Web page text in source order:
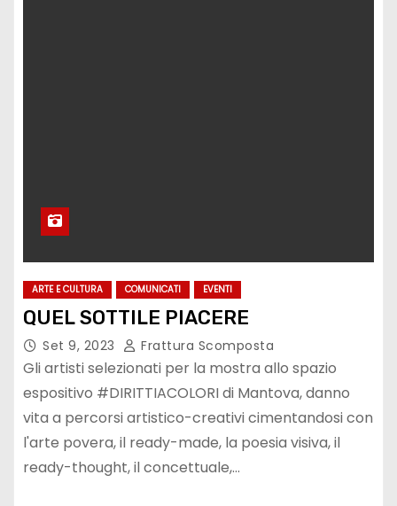
ARTE E CULTURA COMUNICATI EVENTI
QUEL SOTTILE PIACERE
Set 9, 2023 Frattura Scomposta
Gli artisti selezionati per la mostra allo spazio
espositivo #DIRITTIACOLORI di Mantova, danno
vita a percorsi artistico-creativi cimentandosi con
l'arte povera, il ready-made, la poesia visiva, il
ready-thought, il concettuale,…